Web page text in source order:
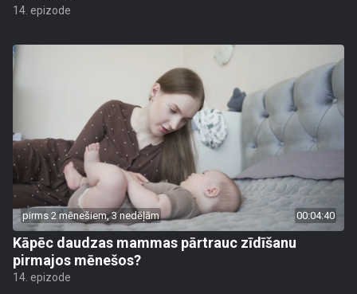
14. epizode
pirms 2 mēnešiem, 3 nedēļām 00:04:40
Kāpēc daudzas mammas pārtrauc zīdīšanu
pirmajos mēnešos?
14. epizode